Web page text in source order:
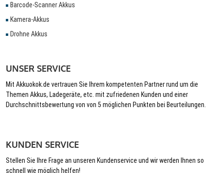
Barcode-Scanner Akkus
Kamera-Akkus
Drohne Akkus
UNSER SERVICE
Mit Akkuokok.de vertrauen Sie Ihrem kompetenten Partner rund um die
Themen Akkus, Ladegeräte, etc. mit zufriedenen Kunden und einer
Durchschnittsbewertung von von 5 möglichen Punkten bei Beurteilungen.
KUNDEN SERVICE
Stellen Sie Ihre Frage an unseren Kundenservice und wir werden Ihnen so
schnell wie möglich helfen!